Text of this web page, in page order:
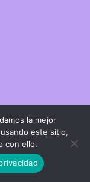
la mejor
este sitio,
con ello.